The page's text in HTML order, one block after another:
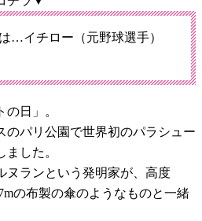
…イチロー（元野球選手）
日」。
のパリ公園で世界初のパラシュー
ました。
ヌランという発明家が、高度
の布製の傘のようなものと一緒